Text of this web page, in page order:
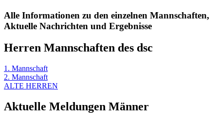
Alle Informationen zu den einzelnen Mannschaften,
Aktuelle Nachrichten und Ergebnisse
Herren Mannschaften des dsc
1. Mannschaft
2. Mannschaft
ALTE HERREN
Aktuelle Meldungen Männer